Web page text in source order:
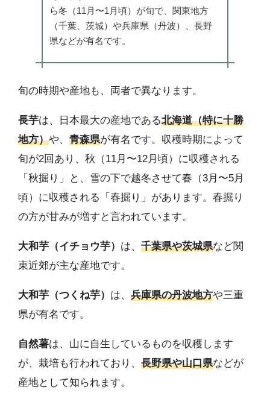
ら冬（11月〜1月頃）が旬で、関東地方
（千葉、茨城）や兵庫県（丹波）、長野
県などが有名です。
旬の時期や産地も、両者で異なります。
長芋は、日本最大の産地である北海道（特に十勝
地方）や、 青森県が有名です。収穫時期によって
旬が2回あり、秋（11月〜12月頃）に収穫される
「秋掘り」と、雪の下で越冬させて春（3月〜5月
頃）に収穫される「春掘り」があります。春掘り
の方が甘みが増すと言われています。
大和芋（イチョウ芋） は、 千葉県や茨城県など関
東近郊が主な産地です。
大和芋（つくね芋） は、 兵庫県の丹波地方や三重
県が有名です。
自然薯は、山に自生しているものを収穫します
が、栽培も行われており、 長野県や山口県などが
産地として知られます。